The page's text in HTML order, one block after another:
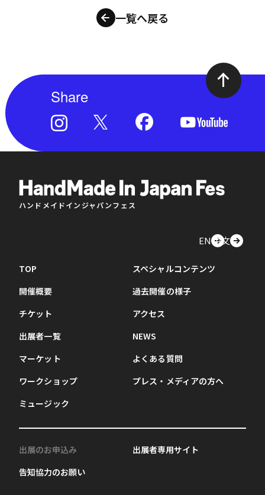
一覧へ戻る
Share
ハンドメイドインジャパンフェス
EN中文
TOP
開催概要
チケット
出展者一覧
マーケット
ワークショップ
ミュージック
スペシャルコンテンツ
過去開催の様子
アクセス
NEWS
よくある質問
プレス・メディアの方へ
出展のお申込み
告知協力のお願い
出展者専用サイト